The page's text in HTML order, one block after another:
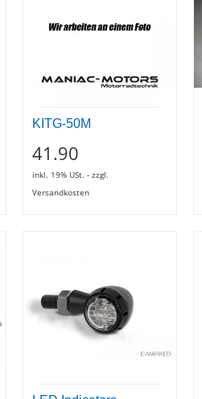
KITG-50M
41.90
inkl. 19% USt. - zzgl.
Versandkosten